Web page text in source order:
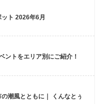
ト 2026年6月
ントをエリア別にご紹介！
潮風とともに｜ くんなとぅ